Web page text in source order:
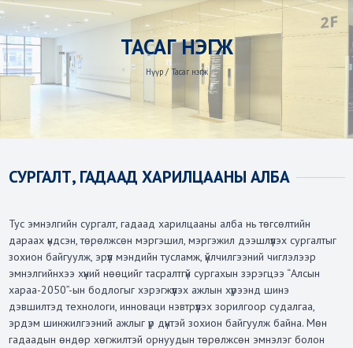
ТАСАГ НЭГЖ
Нүүр / Тасаг нэгж
СУРГАЛТ, ГАДААД ХАРИЛЦААНЫ АЛБА
Тус эмнэлгийн сургалт, гадаад харилцааны алба нь төгсөлтийн
дараах үндсэн, төрөлжсөн мэргэшил, мэргэжил дээшлүүлэх сургалтыг
зохион байгуулж, эрүүл мэндийнтусламж, үйлчилгээний чиглэлээр
эмнэлгийнхээ хүний нөөцийг тасралтгүй сургахын зэрэгцээ “Алсын
хараа-2050”-ын бодлогыг хэрэгжүүлэх ажлын хүрээнд шинэ
дэвшилтэд технологи, инноваци нэвтрүүлэх зорилгоор судалгаа,
эрдэм шинжилгээний ажлыг үр дүнтэй зохион байгуулж байна. Мөн
гадаадын өндөр хөгжилтэй орнуудын төрөлжсөн эмнэлэг болон